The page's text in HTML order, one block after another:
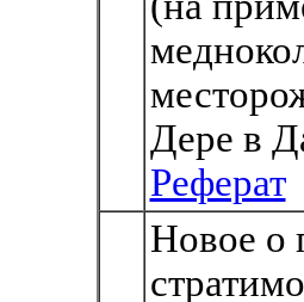
Дере в
Реферат
Новое о